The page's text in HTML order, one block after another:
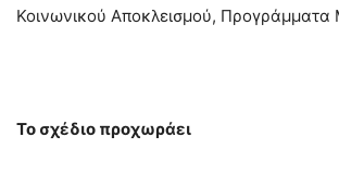
Κοινωνικού Αποκλεισμού, Προγράμματα
Το σχέδιο προχωράει